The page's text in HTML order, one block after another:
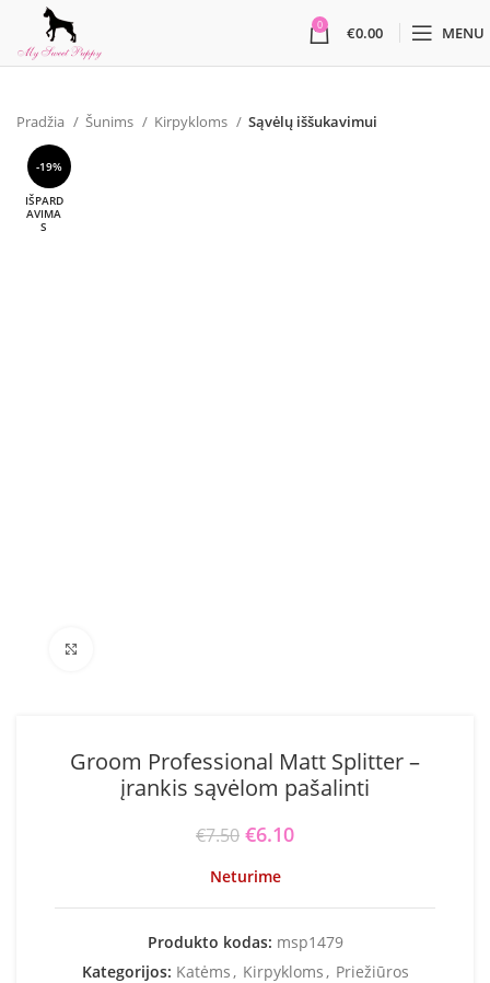
0 €0.00 MENU
Pradžia Šunims Kirpykloms Sąvėlų iššukavimui
-19%
IŠPARD
AVIMA
S
Groom Professional Matt Splitter –
įrankis sąvėlom pašalinti
€7.50 Original price was: €7.50.
€6.10
Neturime
Produkto kodas: msp1479
Kategorijos: Katėms , Kirpykloms , Priežiūros